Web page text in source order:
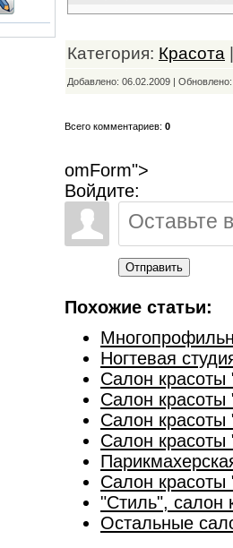
Категория: Красота
Добавлено: 06.02.2009 |
Всего комментариев: 0
omForm">
Войдите:
Отправить
Похожие статьи:
Ногтевая
Салон красоты
Салон красоты
Салон красоты
Салон красоты
Салон красоты
"Стиль", салон
Остальные